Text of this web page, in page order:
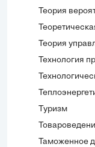
Теория
Теория
Технология
Туризм
Таможенное